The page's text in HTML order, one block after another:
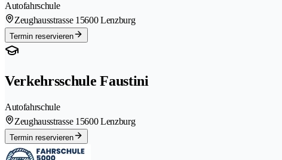
Autofahrschule
Zeughausstrasse 1 5600 Lenzburg
Termin reservieren
Verkehrsschule Faustini
Autofahrschule
Zeughausstrasse 1 5600 Lenzburg
Termin reservieren